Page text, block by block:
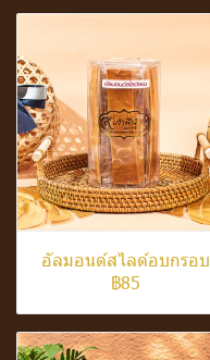
อัลมอนด์สไลด์อบกรอบ
฿85